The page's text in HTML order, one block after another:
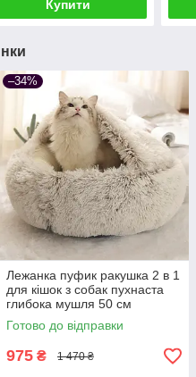
Купити
–34%
Лежанка пуфик ракушка 2 в 1
для кішок з собак пухнаста
глибока мушля 50 см
Готово до відправки
975 ₴ 1 470 ₴